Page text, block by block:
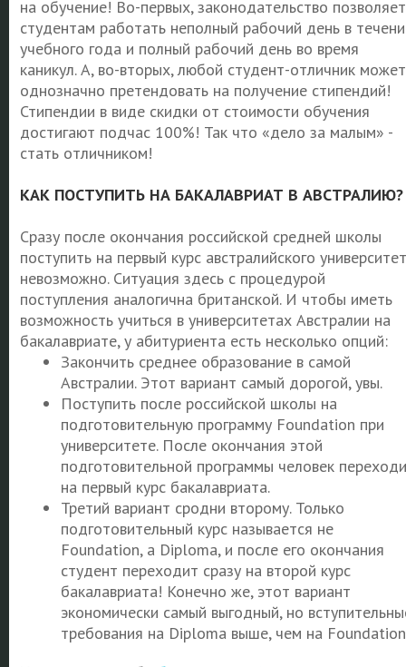
на обучение! Во-первых, законодательство позволяет
студентам работать неполный рабочий день в
учебного года и полный рабочий день во время
каникул. А, во-вторых, любой студент-отличник может
однозначно претендовать на получение стипендий!
Стипендии в виде скидки от стоимости обучения
достигают подчас 100%! Так что «дело за малым» -
стать отличником!
КАК ПОСТУПИТЬ НА БАКАЛАВРИАТ В АВСТРАЛИЮ?
Сразу после окончания российской средней школы
поступить на первый курс австралийского
невозможно. Ситуация здесь с процедурой
поступления аналогична британской. И чтобы иметь
возможность учиться в университетах Австралии на
бакалавриате, у абитуриента есть несколько опций:
Закончить среднее образование в самой
Австралии. Этот вариант самый дорогой, увы.
Поступить после российской школы на
подготовительную программу Foundation при
университете. После окончания этой
подготовительной программы человек
на первый курс бакалавриата.
Третий вариант сродни второму. Только
подготовительный курс называется не
Foundation, а Diploma, и после его окончания
студент переходит сразу на второй курс
бакалавриата! Конечно же, этот вариант
экономически самый выгодный, но
требования на Diploma выше, чем на